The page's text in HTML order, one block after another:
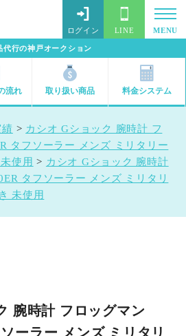
行の神戸オークション
ログイン LINE MENU
流れ 取り扱い商品 料金システム
> カシオ Gショック 腕時計 フ
タフソーラー メンズ ミリタリー
使用 > カシオ Gショック 腕時計
タフソーラー メンズ ミリタリ
未使用
腕時計 フロッグマン
ーラー メンズ ミリタリ